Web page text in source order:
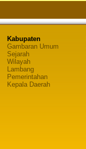
Kabupaten
Gambaran Umum
Sejarah
Wilayah
Lambang
Pemerintahan
Kepala Daerah